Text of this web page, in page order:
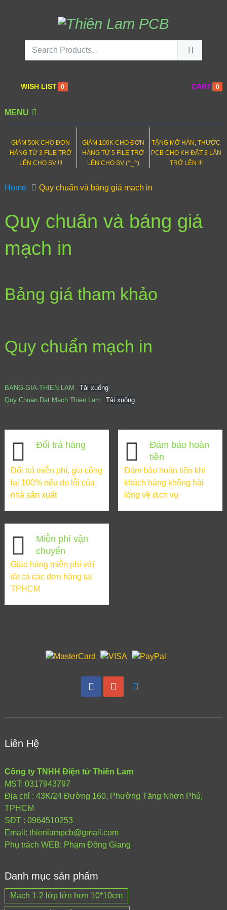
WISH LIST 0 CART 0
MENU
GIẢM 50K CHO ĐƠN
HÀNG TỪ 3 FILE TRỞ
LÊN CHO SV !!!
GIẢM 100K CHO ĐƠN
HÀNG TỪ 5 FILE TRỞ
LÊN CHO SV (^_^)
TẶNG MỠ HÀN, THƯỚC
PCB CHO KH ĐẶT 3 LẦN
TRỞ LÊN !!!
Home Quy chuẩn và bảng giá mạch in
Quy chuẩn và bảng giá
mạch in
Bảng giá tham khảo
Quy chuẩn mạch in
BANG-GIA-THIEN LAM
Tải xuống
Quy Chuan Dat Mach Thien Lam
Tải xuống
Đổi trả hàng
Đổi trả miễn phí, gia công
lại 100% nếu do lỗi của
nhà sản xuất
Đảm bảo hoàn
tiền
Đảm bảo hoàn tiền khi
khách hàng không hài
lòng về dịch vụ
Miễn phí vận
chuyển
Giao hàng miễn phí với
tất cả các đơn hàng tại
TPHCM
Liên Hệ
Công ty TNHH Điện tử Thiên Lam
MST: 0317943797
Địa chỉ : 43K/24 Đường 160, Phường Tăng Nhơn Phú,
TPHCM
SĐT : 0964510253
Email: thienlampcb@gmail.com
Phụ trách WEB: Phạm Đông Giang
Danh mục sản phẩm
Mạch 1-2 lớp lớn hơn 10*10cm